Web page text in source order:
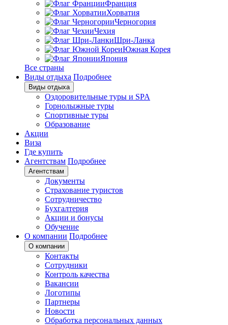
Франция
Хорватия
Черногория
Чехия
Шри-Ланка
Южная Корея
Япония
Все страны
Виды отдыха Подробнее
Виды отдыха
Оздоровительные туры и SPA
Горнолыжные туры
Спортивные туры
Образование
Акции
Виза
Где купить
Агентствам Подробнее
Агентствам
Документы
Страхование туристов
Сотрудничество
Бухгалтерия
Акции и бонусы
Обучение
О компании Подробнее
О компании
Контакты
Сотрудники
Контроль качества
Вакансии
Логотипы
Партнеры
Новости
Обработка персональных данных